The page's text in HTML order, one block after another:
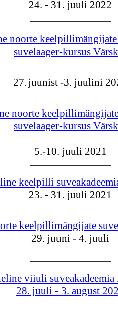
​24. - 31. juuli 2022
noorte
​suvelaager-kursus
27. juunist-3. juulini
noorte
​suvelaager-kursus
5.-10. juuli 2021​
keelpilli
23. - 31. juuli 2021​
keelpillimängijate
29. juuni - 4. juuli
viiuli
28. juuli - 3. august